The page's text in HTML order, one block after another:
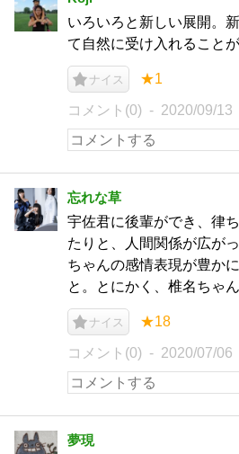
いろいろと新しい展開。
て自然に受け入れることが
ナイス ★1
コメント(0) 2020/09/13
忘れな草
宇佐君に後輩ができ、律
たりと、人間関係が広が
ちゃんの感情表現が豊か
と。とにかく、椎名ちゃ
ナイス ★18
コメント(0) 2020/07/06
夢現